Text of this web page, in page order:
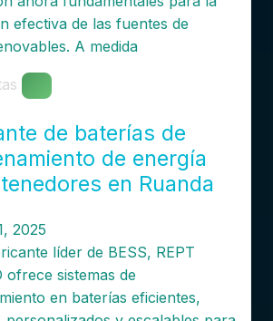
efectiva de las fuentes de
A medida
de baterías de
de energía
en Ruanda
2025
líder de BESS, REPT
ofrece sistemas de
en baterías eficientes,